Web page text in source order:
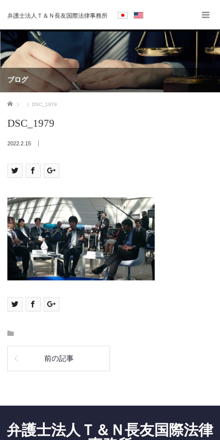
弁護士法人Ｔ＆Ｎ長友国際法律事務所
ブログ
ホーム DSC_1979
DSC_1979
2022.2.15
前の記事
弁護士法人Ｔ＆Ｎ長友国際法律